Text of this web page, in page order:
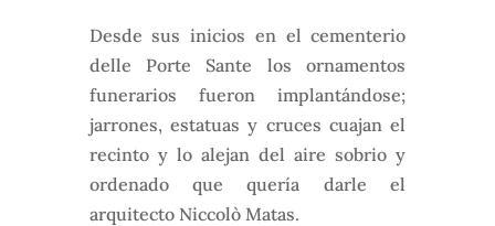
Desde sus inicios en el cementerio
delle Porte Sante los ornamentos
funerarios fueron implantándose;
jarrones, estatuas y cruces cuajan el
recinto y lo alejan del aire sobrio y
ordenado que quería darle el
arquitecto Niccolò Matas.